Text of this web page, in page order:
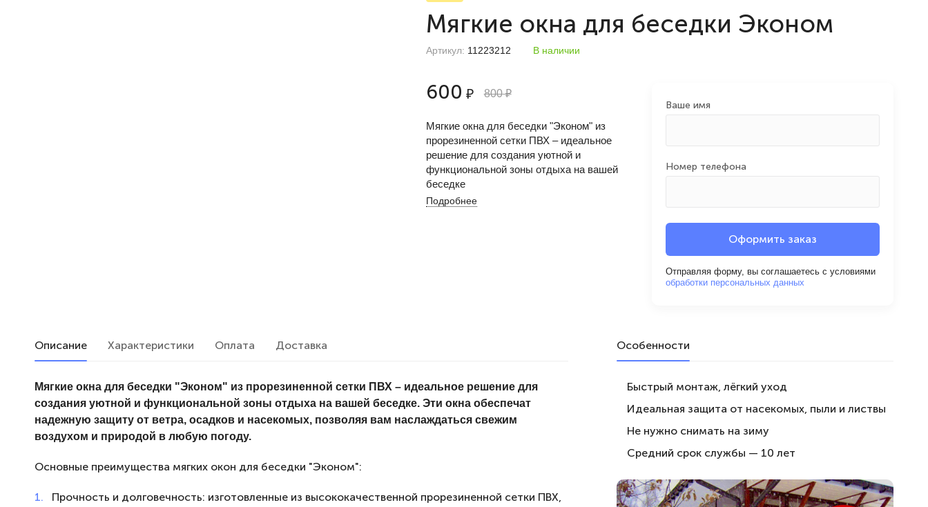
Мягкие окна для беседки Эконом
Артикул: 11223212 В наличии
600 ₽ 800₽
Мягкие окна для беседки "Эконом" из
прорезиненной сетки ПВХ – идеальное
решение для создания уютной и
функциональной зоны отдыха на вашей
беседке
Подробнее
Ваше имя
Номер телефона
Оформить заказ
Отправляя форму, вы соглашаетесь с условиями
обработки персональных данных
Описание Характеристики Оплата Доставка
Мягкие окна для беседки "Эконом" из прорезиненной сетки ПВХ – идеальное решение для
создания уютной и функциональной зоны отдыха на вашей беседке. Эти окна обеспечат
надежную защиту от ветра, осадков и насекомых, позволяя вам наслаждаться свежим
воздухом и природой в любую погоду.
Основные преимущества мягких окон для беседки "Эконом":
Прочность и долговечность: изготовленные из высококачественной прорезиненной сетки ПВХ,
Особенности
Быстрый монтаж, лёгкий уход
Идеальная защита от насекомых, пыли и листвы
Не нужно снимать на зиму
Средний срок службы — 10 лет